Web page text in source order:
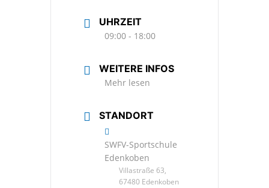
UHRZEIT
09:00 - 18:00
WEITERE INFOS
Mehr lesen
STANDORT
SWFV-Sportschule
Edenkoben
Villastraße 63,
67480 Edenkoben